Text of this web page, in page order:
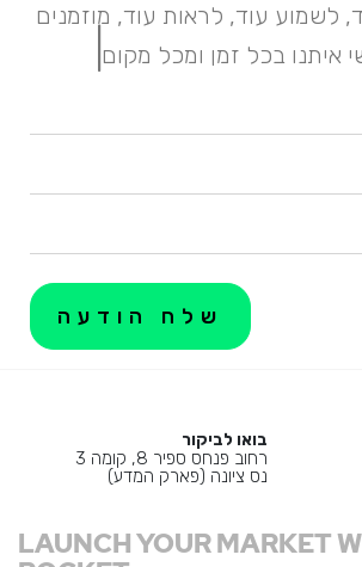
לשמוע עוד, לראות עוד, מוזמנים
איתנו בכל זמן ומכל מקום.
|
בואו לביקור
רחוב פנחס ספיר 8, קומה 3
נס ציונה (פארק המדע)
LAUNCH YOUR MARKET